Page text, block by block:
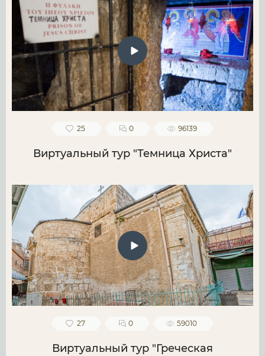
25 0 96139
Виртуальный тур "Темница Христа"
27 0 59010
Виртуальный тур "Греческая